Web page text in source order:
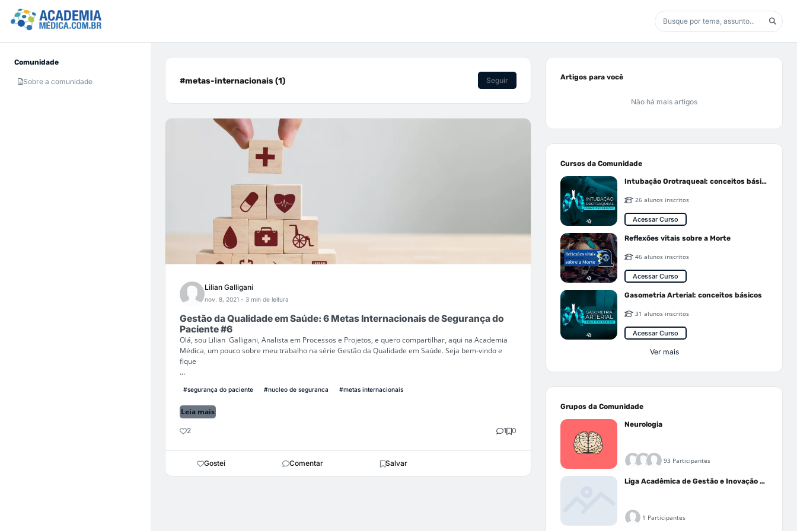
Comunidade
Sobre a comunidade #metas-internacionais (1) Seguir
Lilian Galligani
nov. 8, 2021 - 3 min de leitura
Gestão da Qualidade em Saúde: 6 Metas Internacionais de Segurança do
Paciente #6
Olá, sou Lilian Galligani, Analista em Processos e Projetos, e quero compartilhar, aqui na Academia
Médica, um pouco sobre meu trabalho na série Gestão da Qualidade em Saúde. Seja bem-vindo e
fique
...
#segurança do paciente #nucleo de seguranca #metas internacionais
Leia mais
2 1 0
Gostei Comentar Salvar
Artigos para você
Não há mais artigos
Cursos da Comunidade
Intubação Orotraqueal: conceitos básicos
26 alunos inscritos
Acessar Curso
Reflexões vitais sobre a Morte
46 alunos inscritos
Acessar Curso
Gasometria Arterial: conceitos básicos
31 alunos inscritos
Acessar Curso
Ver mais
Grupos da Comunidade
Neurologia
93 Participantes
Liga Acadêmica de Gestão e Inovação Médica - LAGIM
1 Participantes